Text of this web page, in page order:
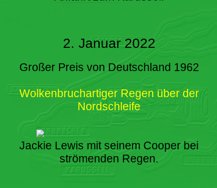
2. Januar 2022
Großer Preis von Deutschland 1962
Wolkenbruchartiger Regen über der
Nordschleife
Jackie Lewis mit seinem Cooper bei
strömenden Regen.